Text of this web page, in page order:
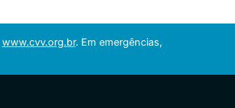
www.cvv.org.br. Em emergências,